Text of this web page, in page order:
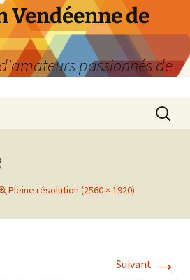
Vendéenne de
passionnés de
Pleine résolution (2560 × 1920)
Suivant →